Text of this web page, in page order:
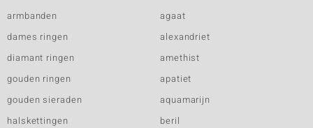
armbanden
dames ringen
diamant ringen
gouden ringen
gouden sieraden
halskettingen
agaat
alexandriet
amethist
apatiet
aquamarijn
beril